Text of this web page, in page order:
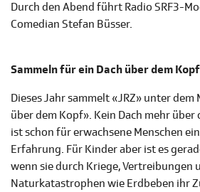
Durch den Abend führt Radio SRF3-
Comedian Stefan Büsser.
Sammeln für ein Dach über dem Kopf
Dieses Jahr sammelt «JRZ» unter dem
über dem Kopf». Kein Dach mehr über
ist schon für erwachsene Menschen
Erfahrung. Für Kinder aber ist es
wenn sie durch Kriege, Vertreibungen
Naturkatastrophen wie Erdbeben ihr